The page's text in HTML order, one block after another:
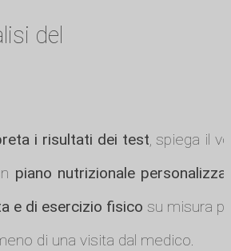
del
i risultati dei test, spiega il
piano nutrizionale
e di esercizio fisico su misura
di una visita dal medico.